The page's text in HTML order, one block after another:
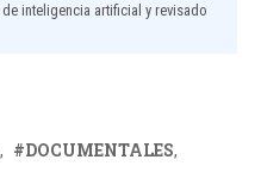
inteligencia artificial y revisado
DOCUMENTALES